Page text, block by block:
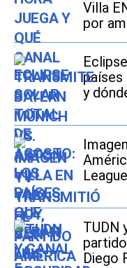
Villa
por
países
y
TUDN
Diego